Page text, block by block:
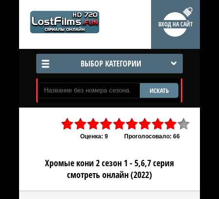
ВХОД НА САЙТ
ВЫБОР КАТЕГОРИИ
ИСКАТЬ
Оценка: 9 Проголосовало: 66
Хромые кони 2 сезон 1 - 5,6,7 серия
смотреть онлайн (2022)